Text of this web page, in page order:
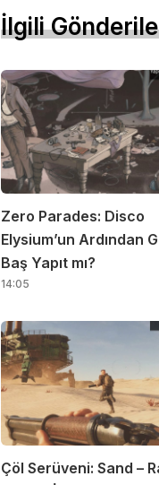
İlgili
Zero Parades: Disco
Elysium’un Ardından
Baş Yapıt mı?
14:05
Çöl Serüveni: Sand –